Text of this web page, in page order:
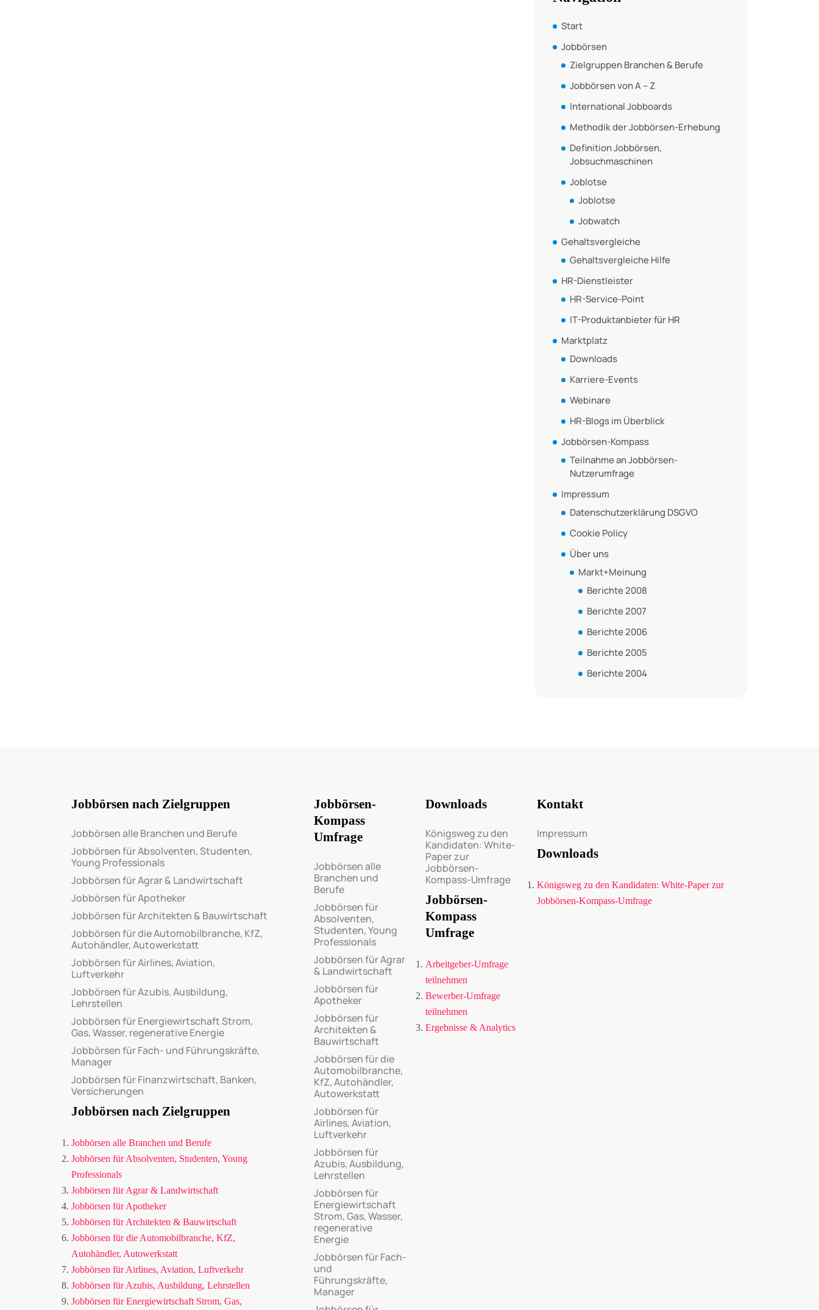
Start
Jobbörsen
Zielgruppen Branchen & Berufe
Jobbörsen von A – Z
International Jobboards
Methodik der Jobbörsen-Erhebung
Definition Jobbörsen,
Jobsuchmaschinen
Joblotse
Joblotse
Jobwatch
Gehaltsvergleiche
Gehaltsvergleiche Hilfe
HR-Dienstleister
HR-Service-Point
IT-Produktanbieter für HR
Marktplatz
Downloads
Karriere-Events
Webinare
HR-Blogs im Überblick
Jobbörsen-Kompass
Teilnahme an Jobbörsen-
Nutzerumfrage
Impressum
Datenschutzerklärung DSGVO
Cookie Policy
Über uns
Markt+Meinung
Berichte 2008
Berichte 2007
Berichte 2006
Berichte 2005
Berichte 2004
Jobbörsen nach Zielgruppen
Jobbörsen alle Branchen und Berufe
Jobbörsen für Absolventen, Studenten,
Young Professionals
Jobbörsen für Agrar & Landwirtschaft
Jobbörsen für Apotheker
Jobbörsen für Architekten & Bauwirtschaft
Jobbörsen für die Automobilbranche, KfZ,
Autohändler, Autowerkstatt
Jobbörsen für Airlines, Aviation,
Luftverkehr
Jobbörsen für Azubis, Ausbildung,
Lehrstellen
Jobbörsen für Energiewirtschaft Strom,
Gas, Wasser, regenerative Energie
Jobbörsen für Fach- und Führungskräfte,
Manager
Jobbörsen für Finanzwirtschaft, Banken,
Versicherungen
Jobbörsen nach Zielgruppen
Jobbörsen alle Branchen und Berufe
Jobbörsen für Absolventen, Studenten, Young
Professionals
Jobbörsen für Agrar & Landwirtschaft
Jobbörsen für Apotheker
Jobbörsen für Architekten & Bauwirtschaft
Jobbörsen für die Automobilbranche, KfZ,
Autohändler, Autowerkstatt
Jobbörsen für Airlines, Aviation, Luftverkehr
Jobbörsen für Azubis, Ausbildung, Lehrstellen
Jobbörsen für Energiewirtschaft Strom, Gas,
Jobbörsen-
Kompass
Umfrage
Jobbörsen alle
Branchen und
Berufe
Jobbörsen für
Absolventen,
Studenten, Young
Professionals
Jobbörsen für Agrar
& Landwirtschaft
Jobbörsen für
Apotheker
Jobbörsen für
Architekten &
Bauwirtschaft
Jobbörsen für die
Automobilbranche,
KfZ, Autohändler,
Autowerkstatt
Jobbörsen für
Airlines, Aviation,
Luftverkehr
Jobbörsen für
Azubis, Ausbildung,
Lehrstellen
Jobbörsen für
Energiewirtschaft
Strom, Gas, Wasser,
regenerative
Energie
Jobbörsen für Fach-
und
Führungskräfte,
Manager
Downloads
Königsweg zu den
Kandidaten: White-
Paper zur
Jobbörsen-
Kompass-Umfrage
Jobbörsen-
Kompass
Umfrage
Arbeitgeber-Umfrage
teilnehmen
Bewerber-Umfrage
teilnehmen
Ergebnisse & Analytics
Kontakt
Impressum
Downloads
Königsweg zu den Kandidaten: White-Paper zur
Jobbörsen-Kompass-Umfrage